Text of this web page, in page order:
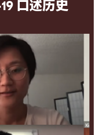
口述历史